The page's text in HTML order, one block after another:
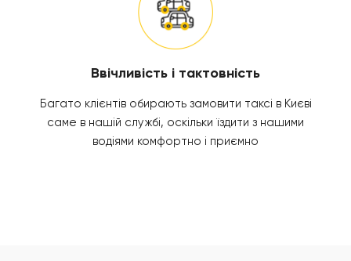
Ввічливість і тактовність
Багато клієнтів обирають замовити таксі в Києві
саме в нашій службі, оскільки їздити з нашими
водіями комфортно і приємно